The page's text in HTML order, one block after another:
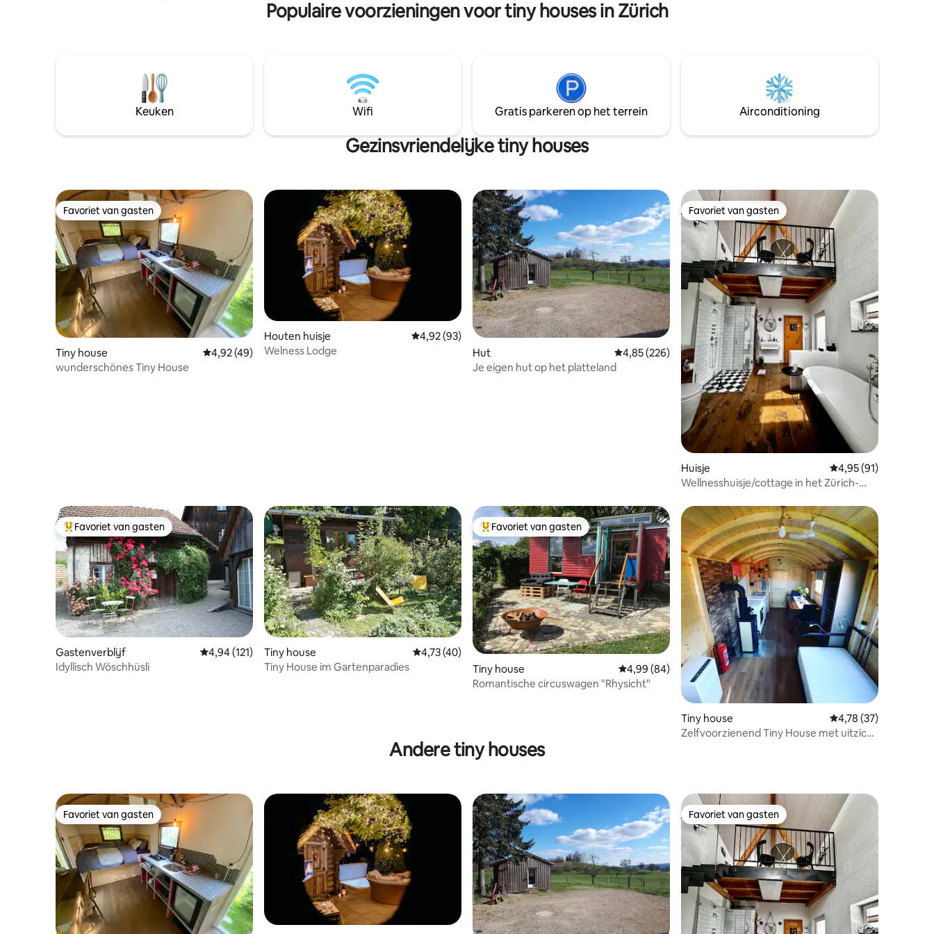
stijl op de galerie laat je in slaap vallen bij
het spatten van de kreek, wakker
worden met het groen met vogelgezang
en een prachtig uitzicht op de platteland.
Populaire voorzieningen voor tiny houses in Zürich
Keuken Wifi Gratis parkeren op het terrein Airconditioning
Gezinsvriendelijke tiny houses
Favoriet van gasten
Favoriet van gasten
Tiny house Gemiddelde beoordeling van 4,92 uit 5, 49 recensies
4,92 (49)
wunderschönes Tiny House
Houten huisje Gemiddelde beoordeling van 4,92 uit 5, 93 recensies
4,92 (93)
Welness Lodge
Hut Gemiddelde beoordeling van 4,85 uit 5, 226 recensies
4,85 (226)
Je eigen hut op het platteland
Favoriet van gasten
Favoriet van gasten
Huisje Gemiddelde
4,95 (91)
Wellnesshuisje/cottage in het Zürich-
Topfavoriet van gasten
Favoriet van gasten
Gastenverblijf Gemiddelde beoordeling van 4,94 uit 5, 121 recensies
4,94 (121)
Idyllisch Wöschhüsli
Tiny house Gemiddelde beoordeling van 4,73 uit 5, 40 recensies
4,73 (40)
Tiny House im Gartenparadies
Topfavoriet van gasten
Favoriet van gasten
Tiny house Gemiddelde beoordeling van 4,99 uit 5, 84 recensies
4,99 (84)
Romantische circuswagen "Rhysicht"
Tiny house Gemiddelde
4,78 (37)
Zelfvoorzienend Tiny House met uitzicht
Andere tiny houses
Favoriet van gasten
Favoriet van gasten Favoriet van gasten
Favoriet van gasten